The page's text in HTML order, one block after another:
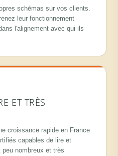
schémas sur vos clients.
leur fonctionnement
l'alignement avec qui ils
ET TRÈS
croissance rapide en France
capables de lire et
nombreux et très